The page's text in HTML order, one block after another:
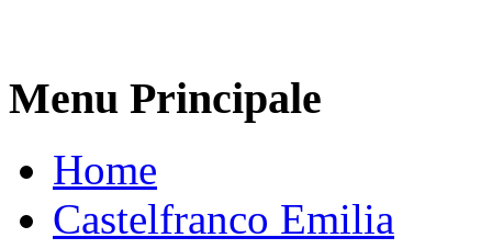
Menu Principale
Home
Castelfranco Emilia